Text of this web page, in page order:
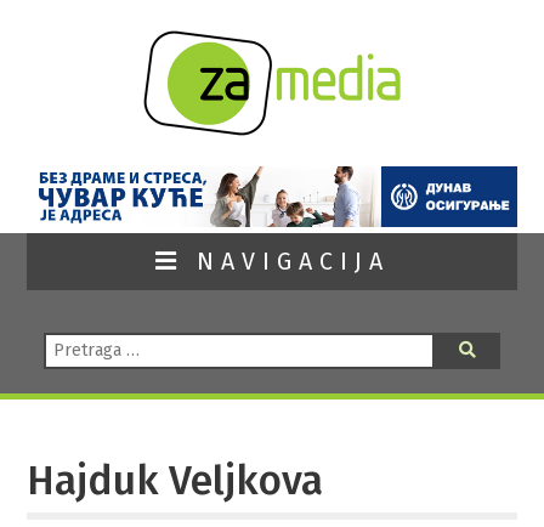
NAVIGACIJA
Pretraga:
Hajduk Veljkova